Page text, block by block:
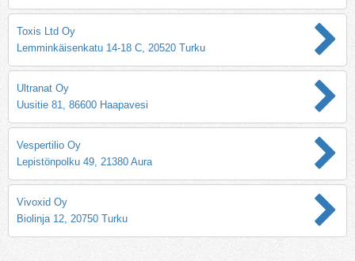
Toxis Ltd Oy
Lemminkäisenkatu 14-18 C, 20520 Turku
Ultranat Oy
Uusitie 81, 86600 Haapavesi
Vespertilio Oy
Lepistönpolku 49, 21380 Aura
Vivoxid Oy
Biolinja 12, 20750 Turku